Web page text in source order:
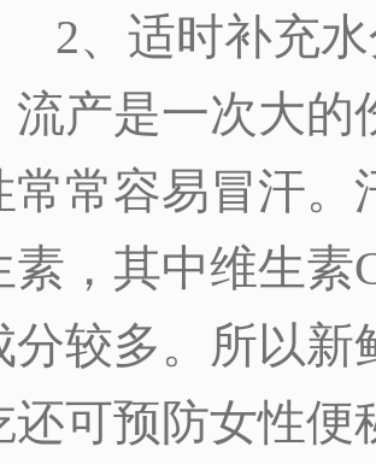
、适时补充水
流产是一次大的
常常容易冒汗。
素，其中维生素
分较多。所以新
还可预防女性便